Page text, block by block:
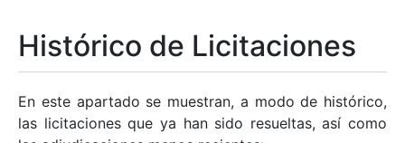
Mostrar/Ocultar
Mostrar/Ocultar
Histórico de Licitaciones
En este apartado se muestran, a modo de histórico,
las licitaciones que ya han sido resueltas, así como